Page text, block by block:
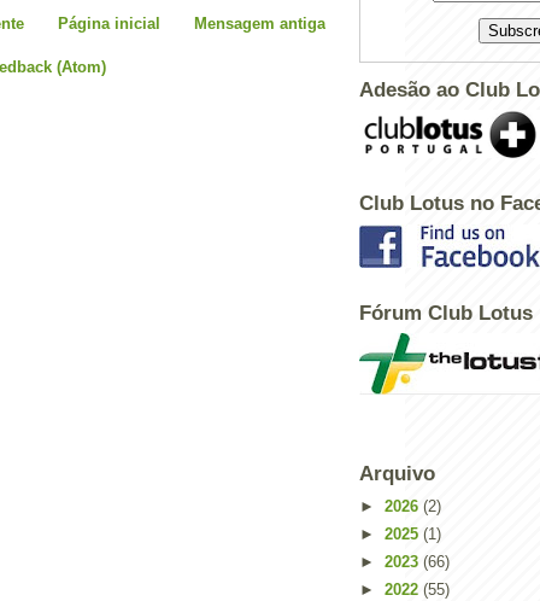
Mensagem antiga
Página inicial
(Atom)
Adesão ao Club
Club Lotus no
Fórum Club Lotus
Arquivo
► 2026 (2)
► 2025 (1)
► 2023 (66)
► 2022 (55)